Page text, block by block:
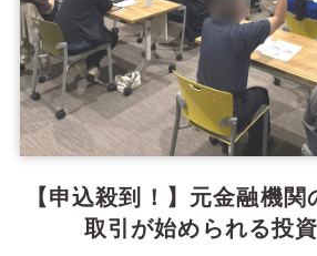
【申込殺到！】元金融機
取引が始められる投